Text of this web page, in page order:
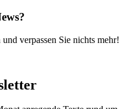
verpassen Sie nichts mehr!